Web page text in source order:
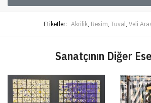
Etiketler: Akrilik, Resim, Tuval, Veli
Sanatçının Diğer